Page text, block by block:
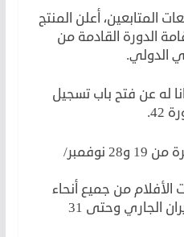
المتابعين، أعلن المنتج
الدورة القادمة من
الدولي.
له عن فتح باب تسجيل
والمقرر إقامتها خلال الفترة من 19 و28 نوفمبر/
الأفلام من جميع أنحاء
العالم، بدء من 1 يونيو/ حزيران الجاري وحتى 31